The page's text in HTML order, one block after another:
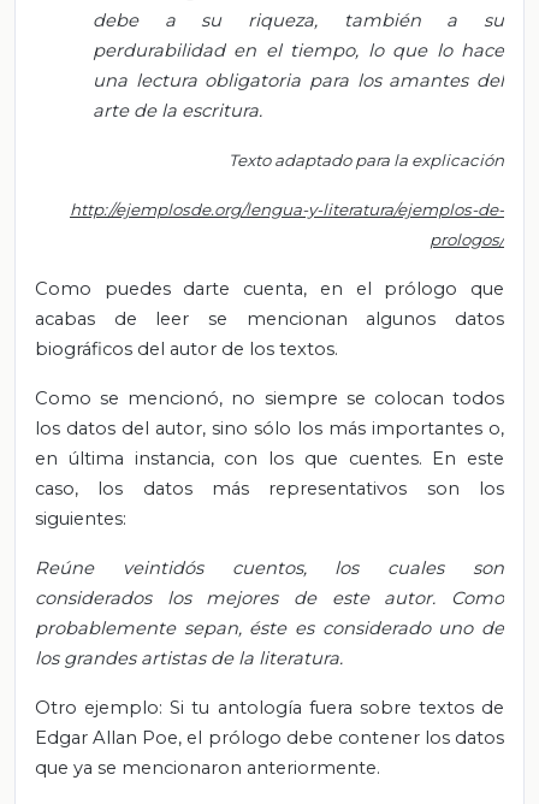
debe a su riqueza, también a su
perdurabilidad en el tiempo, lo que lo hace
una lectura obligatoria para los amantes del
arte de la escritura.
Texto adaptado para la explicación
http://ejemplosde.org/lengua-y-literatura/ejemplos-de-
prologos/
Como puedes darte cuenta, en el prólogo que
acabas de leer se mencionan algunos datos
biográficos del autor de los textos.
Como se mencionó, no siempre se colocan todos
los datos del autor, sino sólo los más importantes o,
en última instancia, con los que cuentes. En este
caso, los datos más representativos son los
siguientes:
Reúne veintidós cuentos, los cuales son
considerados los mejores de este autor. Como
probablemente sepan, éste es considerado uno de
los grandes artistas de la literatura.
Otro ejemplo: Si tu antología fuera sobre textos de
Edgar Allan Poe, el prólogo debe contener los datos
que ya se mencionaron anteriormente.